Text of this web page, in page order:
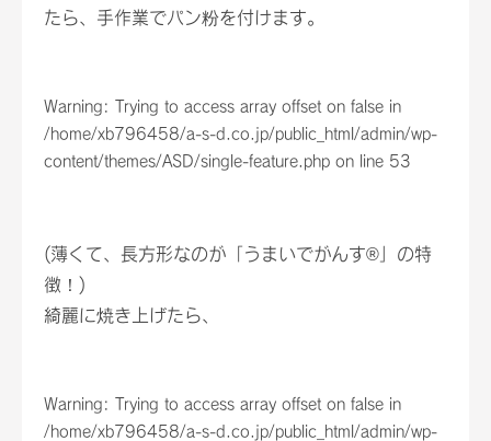
たら、手作業でパン粉を付けます。
Warning : Trying to access array offset on false in
/home/xb796458/a-s-d.co.jp/public_html/admin/wp-
content/themes/ASD/single-feature.php on line 53
(薄くて、長方形なのが「うまいでがんす®」の特
徴！)
綺麗に焼き上げたら、
Warning : Trying to access array offset on false in
/home/xb796458/a-s-d.co.jp/public_html/admin/wp-